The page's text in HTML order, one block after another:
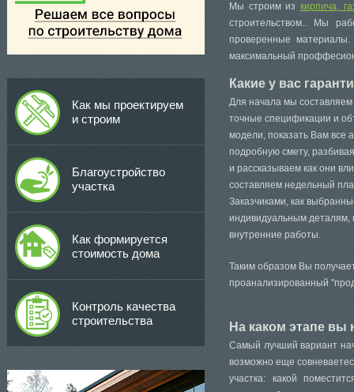
Как мы проектируем
и строим
Благоустройство
участка
Как формируется
стоимость дома
Контроль качества
строительства
Мы строим из кирпича,
строительством.. Мы
проверенные
максимальный
Какие у вас
Для начала мы
точные спецификации и
модели, показать Вам все
подробную смету,
и рассказываем как они
составляем недельный
Заказчиками, как
индивидуальным деталям,
внутренние работы.
Таким образом Вы
проанализированный
На каком этапе вы
Самый лучший вариант
возможно еще
участка: какой